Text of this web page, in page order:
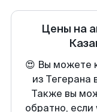
Цены на
😍 Вы можете
из Тегерана
Также вы
обратно,